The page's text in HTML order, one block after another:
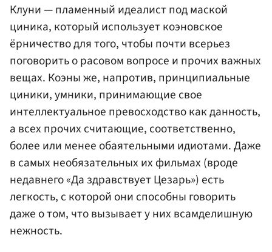
Клуни — пламенный идеалист под маской
циника, который использует коэновское
ёрничество для того, чтобы почти всерьез
поговорить о расовом вопросе и прочих важных
вещах. Коэны же, напротив, принципиальные
циники, умники, принимающие свое
интеллектуальное превосходство как данность,
а всех прочих считающие, соответственно,
более или менее обаятельными идиотами. Даже
в самых необязательных их фильмах (вроде
недавнего «Да здравствует Цезарь») есть
легкость, с которой они способны говорить
даже о том, что вызывает у них всамделишную
нежность.